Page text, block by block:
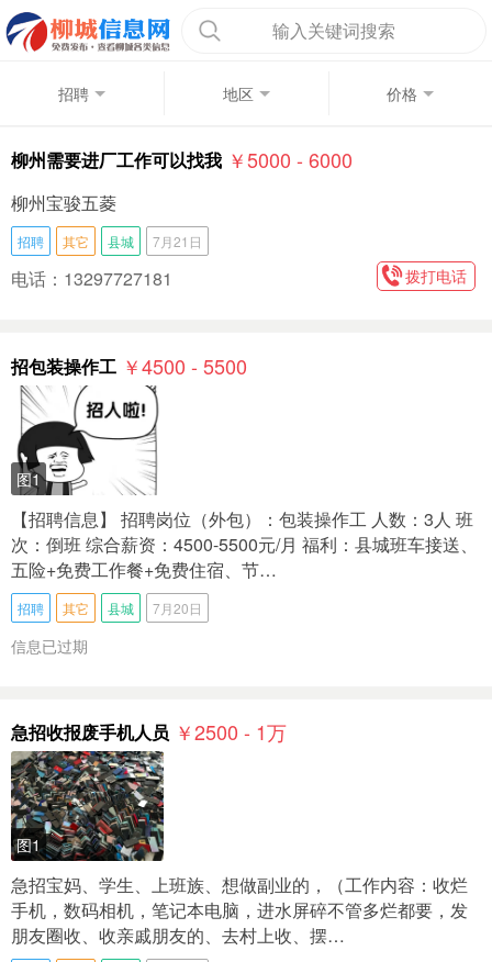
输入关键词搜索
招聘 地区 价格
柳州需要进厂工作可以找我 ￥5000 - 6000
柳州宝骏五菱
招聘 其它 县城 7月21日
电话：13297727181 拨打电话
招包装操作工 ￥4500 - 5500
图1
【招聘信息】 招聘岗位（外包）：包装操作工 人数：3人 班
次：倒班 综合薪资：4500-5500元/月 福利：县城班车接送、
五险+免费工作餐+免费住宿、节…
招聘 其它 县城 7月20日
信息已过期
急招收报废手机人员 ￥2500 - 1万
图1
急招宝妈、学生、上班族、想做副业的，（工作内容：收烂
手机，数码相机，笔记本电脑，进水屏碎不管多烂都要，发
朋友圈收、收亲戚朋友的、去村上收、摆…